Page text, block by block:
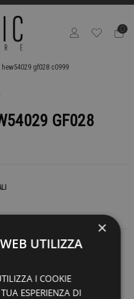
0
gf028 c0999
GF028
PER SAPERE DI PIÙ
×
UTILIZZA
I COOKIE
ESPERIENZA DI